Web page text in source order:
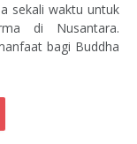
sekali waktu untuk
di Nusantara.
bagi Buddha